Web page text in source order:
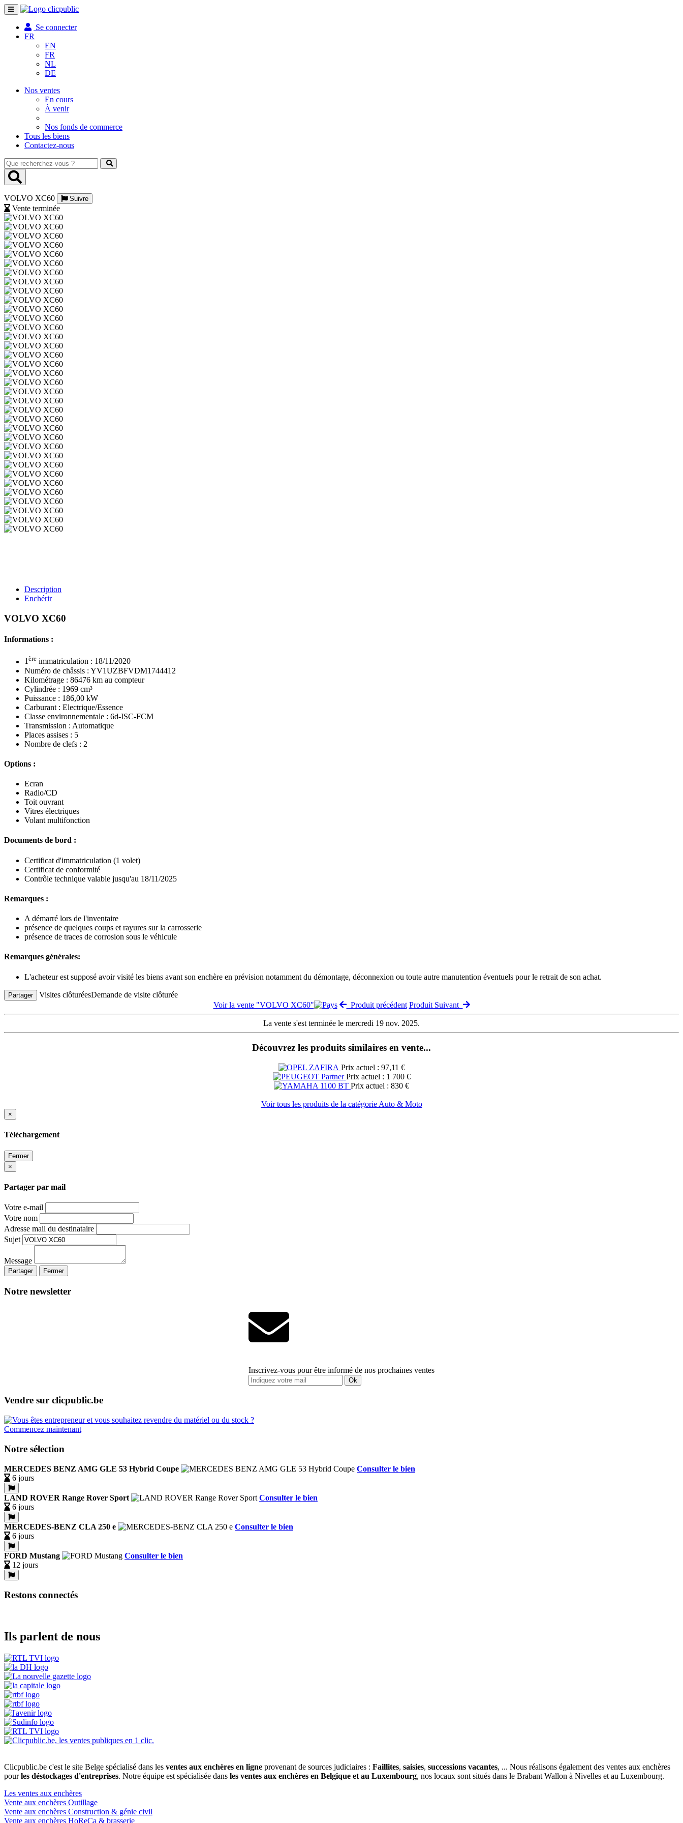
Toggle
navigation
Se connecter
FR
EN
FR
NL
DE
Nos ventes
En cours
À venir
Nos fonds de commerce
Tous les biens
Contactez-nous
Que
recherchez-
vous
VOLVO XC60
Suivre
Vente terminée
Description
Enchérir
VOLVO XC60
Informations :
1ère immatriculation : 18/11/2020
Numéro de châssis : YV1UZBFVDM1744412
Kilométrage : 86476 km au compteur
Cylindrée : 1969 cm³
Puissance : 186,00 kW
Carburant : Electrique/Essence
Classe environnementale : 6d-ISC-FCM
Transmission : Automatique
Places assises : 5
Nombre de clefs : 2
Options :
Ecran
Radio/CD
Toit ouvrant
Vitres électriques
Volant multifonction
Documents de bord :
Certificat d'immatriculation (1 volet)
Certificat de conformité
Contrôle technique valable jusqu'au 18/11/2025
Remarques :
A démarré lors de l'inventaire
présence de quelques coups et rayures sur la carrosserie
présence de traces de corrosion sous le véhicule
Remarques générales:
L'acheteur est supposé avoir visité les biens avant son enchère en prévision notamment du démontage, déconnexion ou toute autre manutention éventuels pour le retrait de son achat.
Partager Visites clôturéesDemande de visite clôturée
Voir la vente "VOLVO XC60"
Produit précédent Produit Suivant
La vente s'est terminée le mercredi 19 nov. 2025.
Découvrez les produits similaires en vente...
Prix actuel : 97,11 €
Prix actuel : 1 700 €
Prix actuel : 830 €
Voir tous les produits de la catégorie Auto & Moto
×
Téléchargement
Fermer
×
Partager par mail
Votre e-mail
Votre nom
Adresse mail du destinataire
Sujet
Message
Partager Fermer
Notre newsletter
Inscrivez-vous pour être informé de nos prochaines ventes
Ok
Vendre sur clicpublic.be
Commencez maintenant
Notre sélection
MERCEDES BENZ AMG GLE 53 Hybrid Coupe
Consulter le bien
6 jours
LAND ROVER Range Rover Sport
Consulter le bien
6 jours
MERCEDES-BENZ CLA 250 e
Consulter le bien
6 jours
FORD Mustang
Consulter le bien
12 jours
Restons connectés
Ils parlent de nous
Clicpublic.be c'est le site Belge spécialisé dans les ventes aux enchères en ligne provenant de sources judiciaires : Faillites, saisies, successions vacantes, ... Nous réalisons également des ventes aux enchères
pourles déstockages d'entreprises. Notre équipe est spécialisée dans les ventes aux enchères en Belgique et au Luxembourg, nos locaux sont situés dans le Brabant Wallon à Nivelles et au Luxembourg.
Les ventes aux enchères
Vente aux enchères Outillage
Vente aux enchères Construction & génie civil
Vente aux enchères HoReCa & brasserie